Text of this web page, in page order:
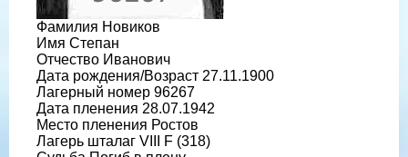
Фамилия Новиков
Имя Степан
Отчество Иванович
Дата рождения/Возраст 27.11.1900
Лагерный номер 96267
Дата пленения 28.07.1942
Место пленения Ростов
Лагерь шталаг VIII F (318)